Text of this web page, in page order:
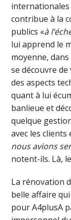
contribue à la
publics «à
lui apprend le
moyenne,
se découvre
des aspects
quant à lui
banlieue et
quelque
avec les clients
nous avions
notent-ils. Là,
La rénovation
belle affaire
pour A4plusA